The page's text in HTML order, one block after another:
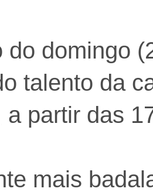
do domingo
talento da
a partir das
mais